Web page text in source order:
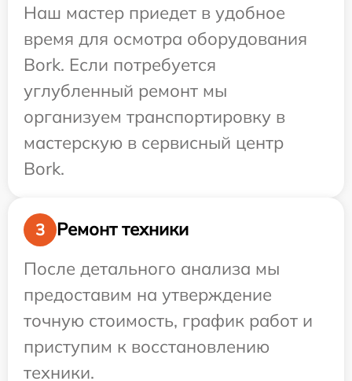
Наш мастер приедет в удобное
время для осмотра оборудования
Bork. Если потребуется
углубленный ремонт мы
организуем транспортировку в
мастерскую в сервисный центр
Bork.
3
Ремонт техники
После детального анализа мы
предоставим на утверждение
точную стоимость, график работ и
приступим к восстановлению
техники.